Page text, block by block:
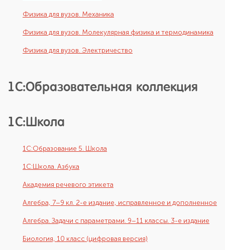
Физика для вузов. Механика
Физика для вузов. Молекулярная физика и термодинамика
Физика для вузов. Электричество
1С:Образовательная коллекция
1С:Школа
1С:Образование 5. Школа
1С:Школа. Азбука
Академия речевого этикета
Алгебра, 7–9 кл. 2-е издание, исправленное и дополненное
Алгебра. Задачи с параметрами. 9–11 классы. 3-е издание
Биология, 10 класс (цифровая версия)